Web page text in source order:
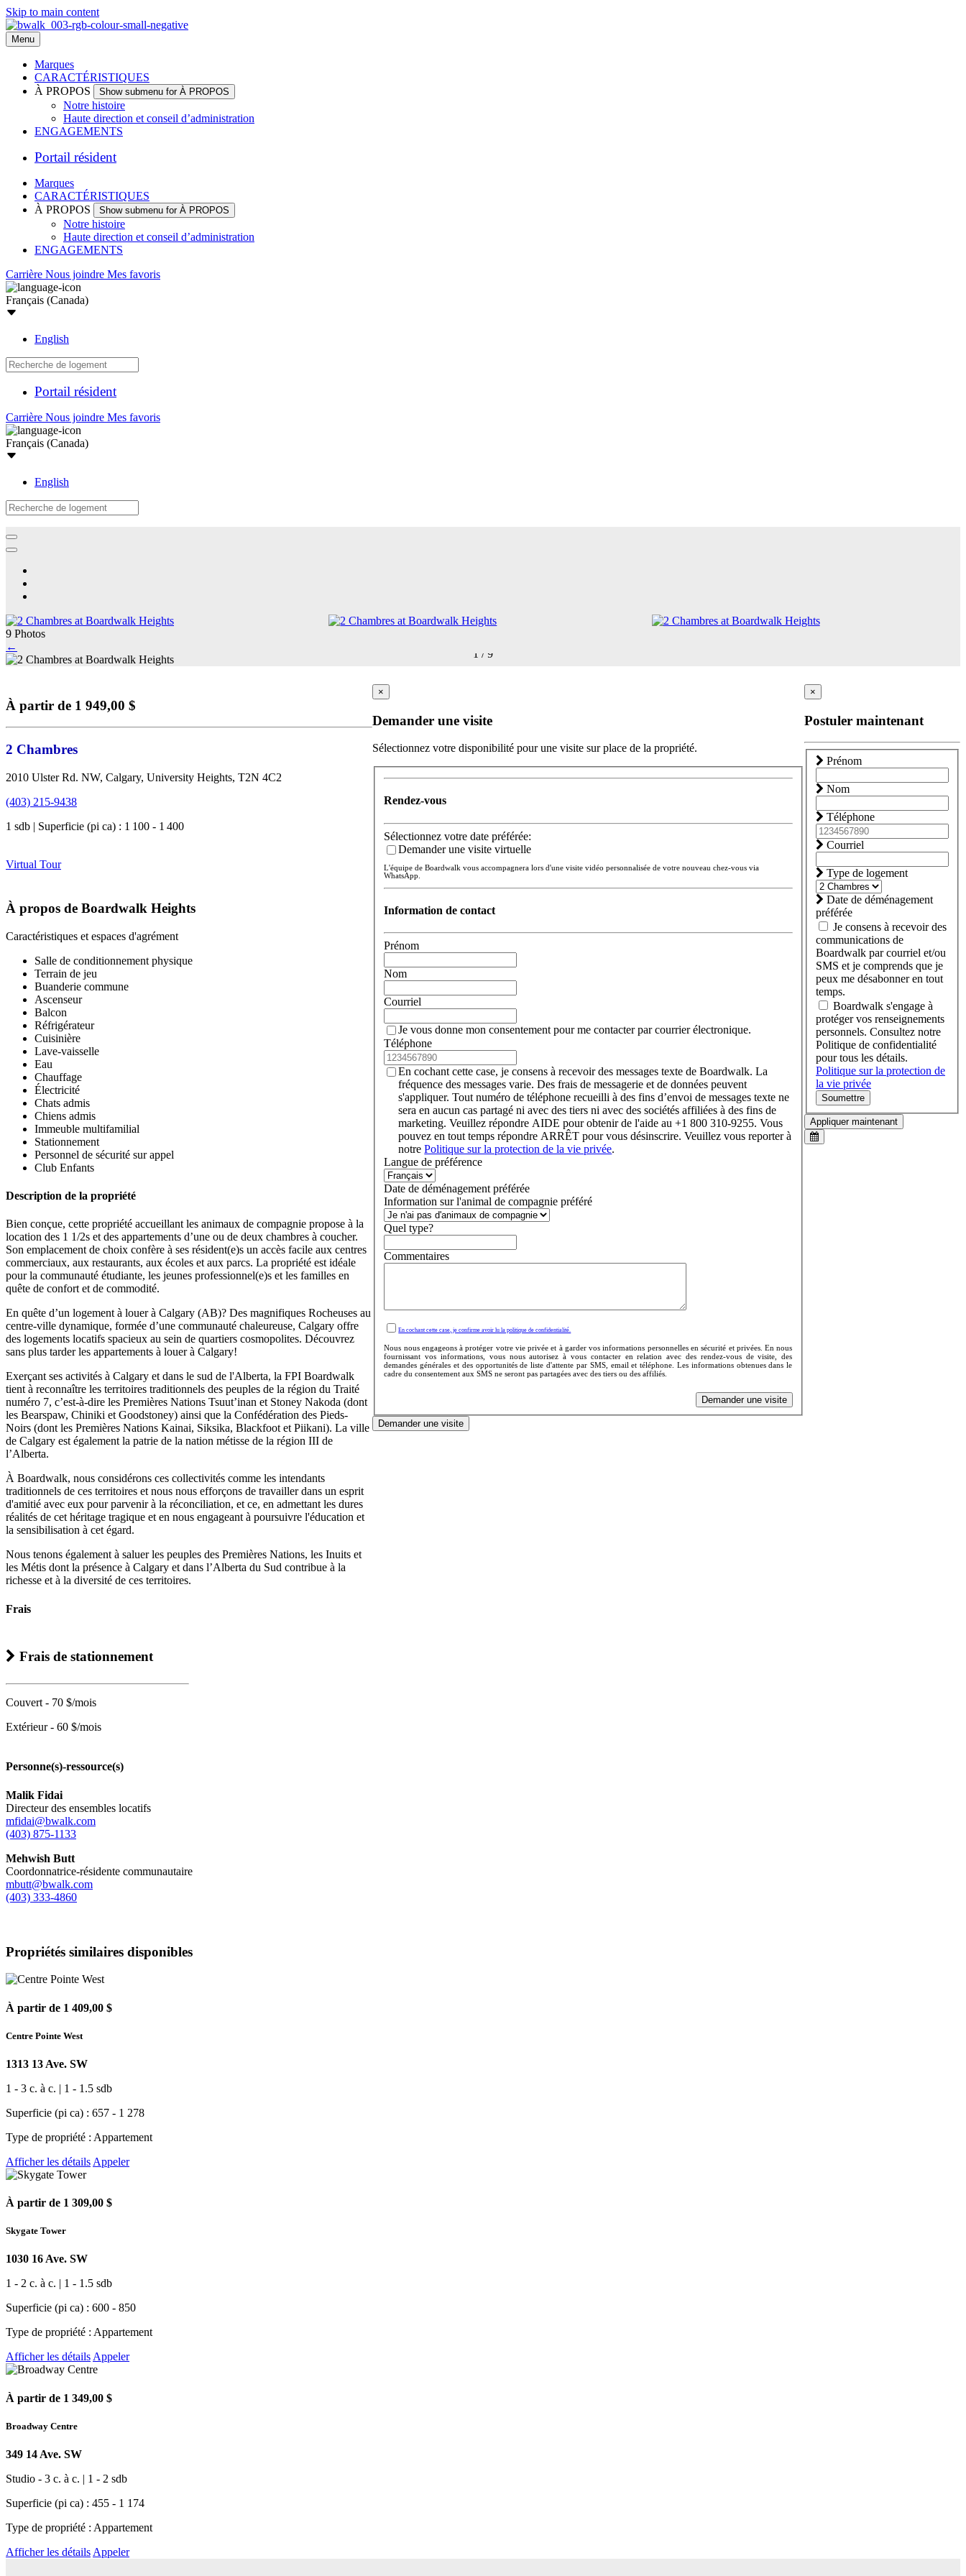
Skip to main content
Menu
Marques
CARACTÉRISTIQUES
À PROPOS
Show submenu for À PROPOS
Notre histoire
Haute direction et conseil d’administration
ENGAGEMENTS
Portail résident
Marques
CARACTÉRISTIQUES
À PROPOS
Show submenu for À PROPOS
Notre histoire
Haute direction et conseil d’administration
ENGAGEMENTS
Carrière Nous joindre Mes favoris
Français (Canada)
English
Portail résident
Carrière Nous joindre Mes favoris
Français (Canada)
English
9 Photos
←
1 / 9
À partir de 1 949,00 $
2 Chambres
2010 Ulster Rd. NW, Calgary, University Heights, T2N 4C2
(403) 215-9438
1 sdb | Superficie (pi ca) : 1 100 - 1 400
Virtual Tour
À propos de Boardwalk Heights
Caractéristiques et espaces d'agrément
Salle de conditionnement physique
Terrain de jeu
Buanderie commune
Ascenseur
Balcon
Réfrigérateur
Cuisinière
Lave-vaisselle
Eau
Chauffage
Électricité
Chats admis
Chiens admis
Immeuble multifamilial
Stationnement
Personnel de sécurité sur appel
Club Enfants
Description de la propriété
Bien conçue, cette propriété accueillant les animaux de compagnie propose à la
location des 1 1/2s et des appartements d’une ou de deux chambres à coucher.
Son emplacement de choix confère à ses résident(e)s un accès facile aux centres
commerciaux, aux restaurants, aux écoles et aux parcs. La propriété est idéale
pour la communauté étudiante, les jeunes professionnel(e)s et les familles en
quête de confort et de commodité.
En quête d’un logement à louer à Calgary (AB)? Des magnifiques Rocheuses au
centre-ville dynamique, formée d’une communauté chaleureuse, Calgary offre
des logements locatifs spacieux au sein de quartiers cosmopolites. Découvrez
sans plus tarder les appartements à louer à Calgary!
Exerçant ses activités à Calgary et dans le sud de l'Alberta, la FPI Boardwalk
tient à reconnaître les territoires traditionnels des peuples de la région du Traité
numéro 7, c’est-à-dire les Premières Nations Tsuut’inan et Stoney Nakoda (dont
les Bearspaw, Chiniki et Goodstoney) ainsi que la Confédération des Pieds-
Noirs (dont les Premières Nations Kainai, Siksika, Blackfoot et Piikani). La ville
de Calgary est également la patrie de la nation métisse de la région III de
l’Alberta.
À Boardwalk, nous considérons ces collectivités comme les intendants
traditionnels de ces territoires et nous nous efforçons de travailler dans un esprit
d'amitié avec eux pour parvenir à la réconciliation, et ce, en admettant les dures
réalités de cet héritage tragique et en nous engageant à poursuivre l'éducation et
la sensibilisation à cet égard.
Nous tenons également à saluer les peuples des Premières Nations, les Inuits et
les Métis dont la présence à Calgary et dans l’Alberta du Sud contribue à la
richesse et à la diversité de ces territoires.
Frais
Frais de stationnement
Couvert - 70 $/mois
Extérieur - 60 $/mois
Personne(s)-ressource(s)
Malik Fidai
Directeur des ensembles locatifs
mfidai@bwalk.com
(403) 875-1133
Mehwish Butt
Coordonnatrice-résidente communautaire
mbutt@bwalk.com
(403) 333-4860
×
Demander une visite
Sélectionnez votre disponibilité pour une visite sur place de la propriété.
Rendez-vous
Sélectionnez votre date préférée:
Demander une visite virtuelle
L'équipe de Boardwalk vous accompagnera lors d'une visite vidéo personnalisée de votre nouveau chez-vous via
WhatsApp.
Information de contact
Prénom
Nom
Courriel
Je vous donne mon consentement pour me contacter par courrier électronique.
Téléphone
En cochant cette case, je consens à recevoir des messages texte de Boardwalk. La
fréquence des messages varie. Des frais de messagerie et de données peuvent
s'appliquer. Tout numéro de téléphone recueilli à des fins d’envoi de messages texte ne
sera en aucun cas partagé ni avec des tiers ni avec des sociétés affiliées à des fins de
marketing. Veuillez répondre AIDE pour obtenir de l'aide au +1 800 310-9255. Vous
pouvez en tout temps répondre ARRÊT pour vous désinscrire. Veuillez vous reporter à
notrePolitique sur la protection de la vie privée.
Langue de préférence
Date de déménagement préférée
Information sur l'animal de compagnie préféré
Quel type?
Commentaires
En cochant cette case, je confirme avoir lu la politique de confidentialité.
Nous nous engageons à protéger votre vie privée et à garder vos informations personnelles en sécurité et privées. En nous
fournissant vos informations, vous nous autorisez à vous contacter en relation avec des rendez-vous de visite, des
demandes générales et des opportunités de liste d'attente par SMS, email et téléphone. Les informations obtenues dans le
cadre du consentement aux SMS ne seront pas partagées avec des tiers ou des affiliés.
Demander une visite
Demander une visite
×
Postuler maintenant
Prénom
Nom
Téléphone
Courriel
Type de logement
Date de déménagement
préférée
Je consens à recevoir des
communications de
Boardwalk par courriel et/ou
SMS et je comprends que je
peux me désabonner en tout
temps.
Boardwalk s'engage à
protéger vos renseignements
personnels. Consultez notre
Politique de confidentialité
pour tous les détails.
Politique sur la protection de
la vie privée
Soumettre
Appliquer maintenant
Propriétés similaires disponibles
À partir de 1 409,00 $
Centre Pointe West
1313 13 Ave. SW
1 - 3 c. à c. | 1 - 1.5 sdb
Superficie (pi ca) : 657 - 1 278
Type de propriété : Appartement
Afficher les détails Appeler
À partir de 1 309,00 $
Skygate Tower
1030 16 Ave. SW
1 - 2 c. à c. | 1 - 1.5 sdb
Superficie (pi ca) : 600 - 850
Type de propriété : Appartement
Afficher les détailsAppeler
À partir de 1 349,00 $
Broadway Centre
349 14 Ave. SW
Studio - 3 c. à c. | 1 - 2 sdb
Superficie (pi ca) : 455 - 1 174
Type de propriété : Appartement
Afficher les détails Appeler